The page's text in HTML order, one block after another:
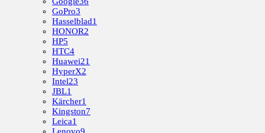
GoPro3
Hasselblad1
HONOR2
HP5
HTC4
Huawei21
HyperX2
Intel23
JBL1
Kärcher1
Kingston7
Leica1